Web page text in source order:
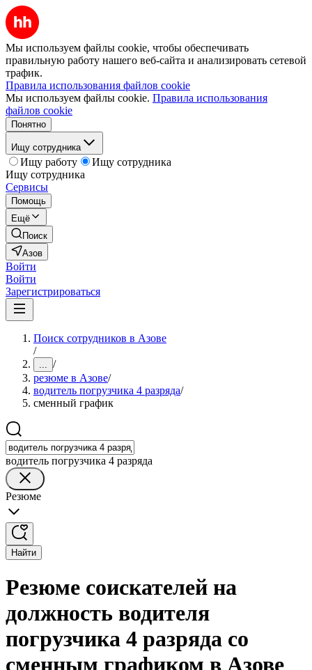
Мы используем файлы cookie, чтобы обеспечивать
правильную работу нашего веб-сайта и анализировать сетевой
трафик.
Правила использования файлов cookie
Мы используем файлы cookie. Правила использования
файлов cookie
Понятно
Ищу сотрудника
Ищу работу
Ищу сотрудника
Ищу сотрудника
Сервисы
Помощь
Ещё
Поиск
Азов
Войти
Войти
Зарегистрироваться
Поиск сотрудников в Азове
/
... /
резюме в Азове/
водитель погрузчика 4 разряда/
сменный график
водитель погрузчика 4 разряда
Резюме
Найти
Резюме соискателей на
должность водителя
погрузчика 4 разряда со
сменным графиком в Азове